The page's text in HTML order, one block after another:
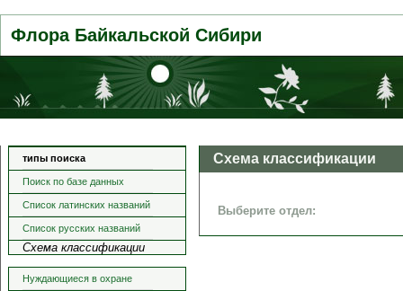
Флора Байкальской Сибири
типы поиска
Поиск по базе данных
Список латинских названий
Список русских названий
Схема классификации
Нуждающиеся в охране
Схема классификации
Выберите отдел: